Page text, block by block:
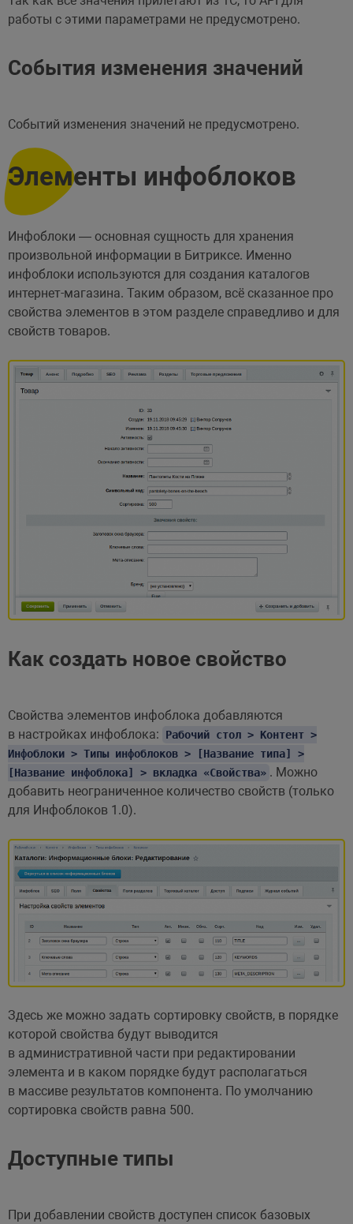
работы с этими параметрами не предусмотрено.
События изменения значений
Событий изменения значений не предусмотрено.
Элементы инфоблоков
Инфоблоки — основная сущность для хранения
произвольной информации в Битриксе. Именно
инфоблоки используются для создания каталогов
интернет-магазина. Таким образом, всё сказанное про
свойства элементов в этом разделе справедливо и для
свойств товаров.
Как создать новое свойство
Свойства элементов инфоблока добавляются
в настройках инфоблока:
Рабочий стол > Контент >
Инфоблоки > Типы инфоблоков > [Название типа] >
[Название инфоблока] > вкладка «Свойства» . Можно
добавить неограниченное количество свойств (только
для Инфоблоков 1.0).
Здесь же можно задать сортировку свойств, в порядке
которой свойства будут выводится
в административной части при редактировании
элемента и в каком порядке будут располагаться
в массиве результатов компонента. По умолчанию
сортировка свойств равна 500.
Доступные типы
При добавлении свойств доступен список базовых